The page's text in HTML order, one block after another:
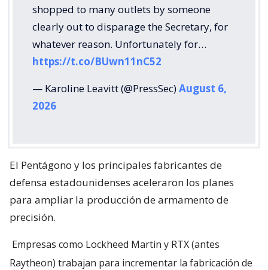
shopped to many outlets by someone
clearly out to disparage the Secretary, for
whatever reason. Unfortunately for…
https://t.co/BUwn11nC52
— Karoline Leavitt (@PressSec)August 6,
2026
El Pentágono y los principales fabricantes de
defensa estadounidenses aceleraron los planes
para ampliar la producción de armamento de
precisión.
Empresas como Lockheed Martin y RTX (antes
Raytheon) trabajan para incrementar la fabricación de